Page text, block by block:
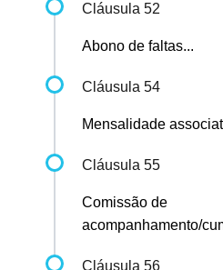
Cláusula 52
Abono de faltas...
Cláusula 54
Mensalidade
Cláusula 55
Comissão de
acompanhamento/
Cláusula 56